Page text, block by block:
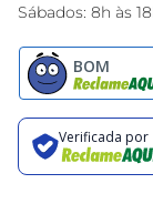
Sábados: 8h às